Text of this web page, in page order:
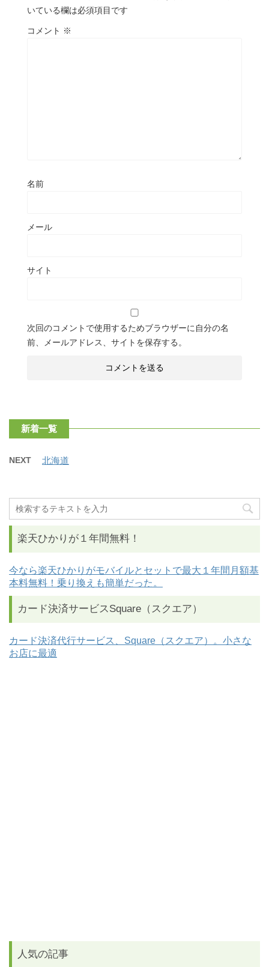
いている欄は必須項目です
コメント ※
名前
メール
サイト
次回のコメントで使用するためブラウザーに自分の名
前、メールアドレス、サイトを保存する。
新着一覧
NEXT 北海道
楽天ひかりが１年間無料！
今なら楽天ひかりがモバイルとセットで最大１年間月額基
本料無料！乗り換えも簡単だった。
カード決済サービスSquare（スクエア）
カード決済代行サービス、Square（スクエア）。小さな
お店に最適
人気の記事